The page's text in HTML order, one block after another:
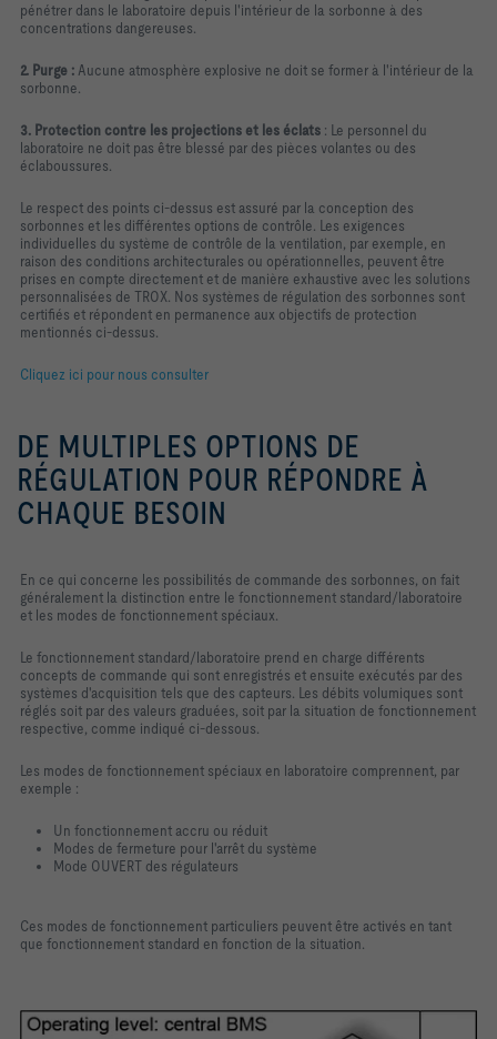
pénétrer dans le laboratoire depuis l'intérieur de la sorbonne à des
concentrations dangereuses.
2. Purge : Aucune atmosphère explosive ne doit se former à l'intérieur de la
sorbonne.
3. Protection contre les projections et les éclats : Le personnel du
laboratoire ne doit pas être blessé par des pièces volantes ou des
éclaboussures.
Le respect des points ci-dessus est assuré par la conception des
sorbonnes et les différentes options de contrôle. Les exigences
individuelles du système de contrôle de la ventilation, par exemple, en
raison des conditions architecturales ou opérationnelles, peuvent être
prises en compte directement et de manière exhaustive avec les solutions
personnalisées de TROX. Nos systèmes de régulation des sorbonnes sont
certifiés et répondent en permanence aux objectifs de protection
mentionnés ci-dessus.
Cliquez ici pour nous consulter
DE MULTIPLES OPTIONS DE
RÉGULATION POUR RÉPONDRE À
CHAQUE BESOIN
En ce qui concerne les possibilités de commande des sorbonnes, on fait
généralement la distinction entre le fonctionnement standard/laboratoire
et les modes de fonctionnement spéciaux.
Le fonctionnement standard/laboratoire prend en charge différents
concepts de commande qui sont enregistrés et ensuite exécutés par des
systèmes d'acquisition tels que des capteurs. Les débits volumiques sont
réglés soit par des valeurs graduées, soit par la situation de fonctionnement
respective, comme indiqué ci-dessous.
Les modes de fonctionnement spéciaux en laboratoire comprennent, par
exemple :
Un fonctionnement accru ou réduit
Modes de fermeture pour l'arrêt du système
Mode OUVERT des régulateurs
Ces modes de fonctionnement particuliers peuvent être activés en tant
que fonctionnement standard en fonction de la situation.